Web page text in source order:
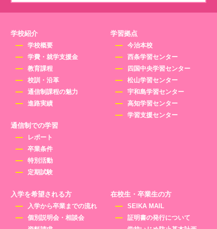
学校紹介
学校概要
学費・就学支援金
教育課程
校訓・沿革
通信制課程の魅力
進路実績
通信制での学習
レポート
卒業条件
特別活動
定期試験
学習拠点
今治本校
西条学習センター
四国中央学習センター
松山学習センター
宇和島学習センター
高知学習センター
学習支援センター
入学を希望される方
入学から卒業までの流れ
個別説明会・相談会
在校生・卒業生の方
SEIKA MAIL
証明書の発行について